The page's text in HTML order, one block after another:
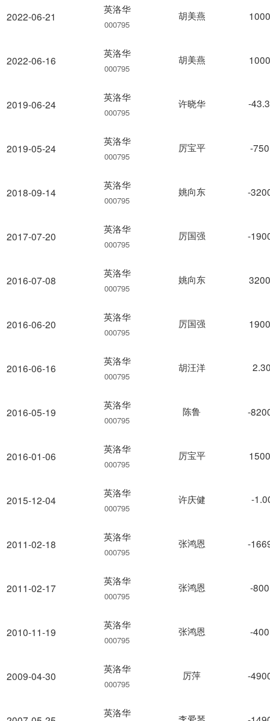
2022-06-21
2022-06-16
2019-06-24
2019-05-24
2018-09-14
2017-07-20
2016-07-08
2016-06-20
2016-06-16
2016-05-19
2016-01-06
2015-12-04
2011-02-18
2011-02-17
2010-11-19
2009-04-30
英洛华
000795
胡美燕
英洛华
000795
胡美燕
英洛华
000795
许晓华 -
英洛华
000795
厉宝平 -
英洛华
000795
姚向东 -
英洛华
000795
厉国强 -
英洛华
000795
姚向东
英洛华
000795
厉国强
英洛华
000795
胡汪洋
英洛华
000795
陈鲁 -
英洛华
000795
厉宝平
英洛华
000795
许庆健 -
英洛华
000795
张鸿恩 -
英洛华
000795
张鸿恩 -
英洛华
000795
张鸿恩 -
英洛华
000795
厉萍 -
英洛华